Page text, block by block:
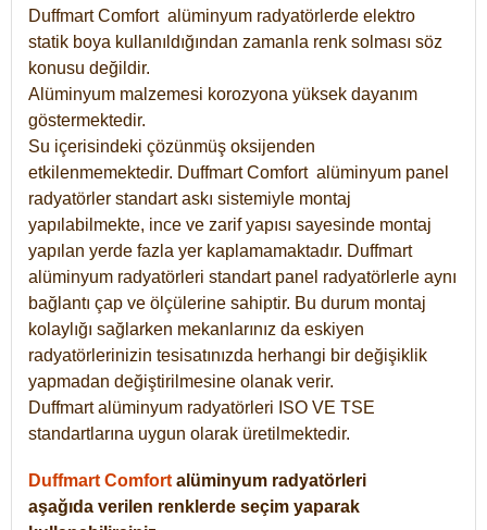
DuffmartComfort alüminyum radyatörlerde elektro
statik boya kullanıldığından zamanla renk solması söz
konusu değildir.
Alüminyum malzemesi korozyona yüksek dayanım
göstermektedir.
Su içerisindeki çözünmüş oksijenden
etkilenmemektedir. DuffmartComfort alüminyum panel
radyatörler standart askı sistemiyle montaj
yapılabilmekte, ince ve zarif yapısı sayesinde montaj
yapılan yerde fazla yer kaplamamaktadır. Duffmart
alüminyum radyatörleri standart panel radyatörlerle aynı
bağlantı çap ve ölçülerine sahiptir. Bu durum montaj
kolaylığı sağlarken mekanlarınız da eskiyen
radyatörlerinizin tesisatınızda herhangi bir değişiklik
yapmadan değiştirilmesine olanak verir.
Duffmart alüminyum radyatörleri ISO VE TSE
standartlarına uygun olarak üretilmektedir.
Duffmart Comfort alüminyum radyatörleri
aşağıda verilen renklerde seçim yaparak